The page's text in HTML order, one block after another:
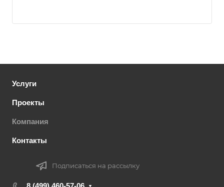
Услуги
Проекты
Компания
Контакты
Подписаться на рассылку